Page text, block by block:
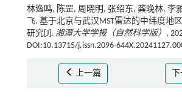
林逸鸣, 陈罡, 周晓明, 张绍东, 龚晚林, 李
飞. 基于北京与武汉MST雷达的中纬度地
研究[J]. 湘潭大学学报（自然科学版） ,
DOI:10.13715/j.issn.2096-
上一篇